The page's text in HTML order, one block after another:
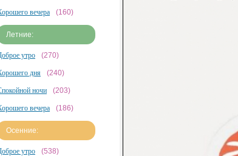
вечера (160)
Летние:
утро (270)
дня (240)
ночи (203)
вечера (186)
Осенние:
утро (538)